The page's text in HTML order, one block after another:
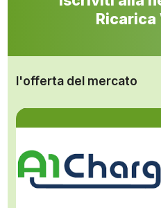
Ricarica
l'offerta del mercato